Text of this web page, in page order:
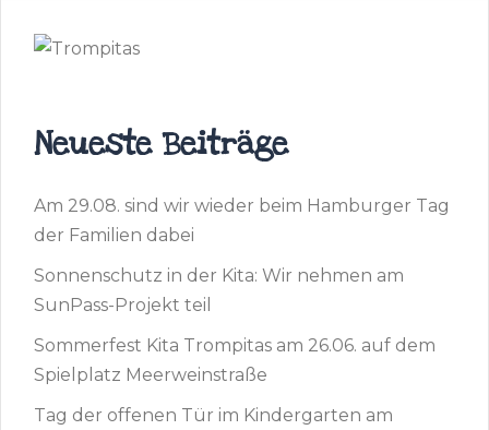
Neueste Beiträge
Am 29.08. sind wir wieder beim Hamburger Tag
der Familien dabei
Sonnenschutz in der Kita: Wir nehmen am
SunPass-Projekt teil
Sommerfest Kita Trompitas am 26.06. auf dem
Spielplatz Meerweinstraße
Tag der offenen Tür im Kindergarten am